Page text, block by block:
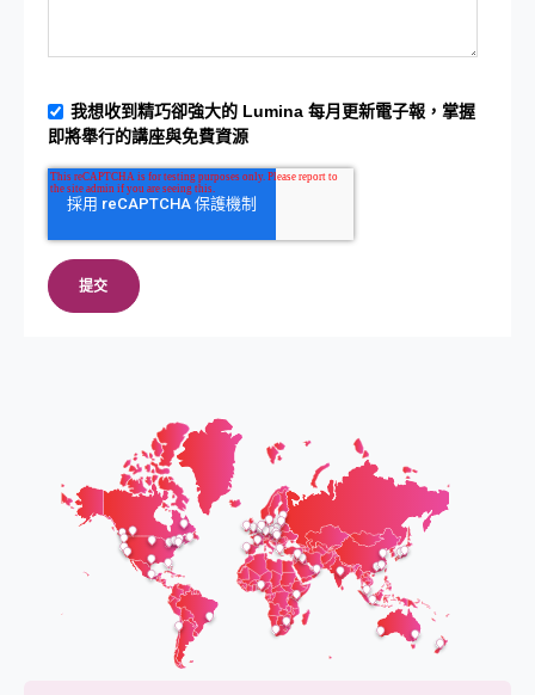
我想收到精巧卻強大的 Lumina 每月更新電子報，掌握
即將舉行的講座與免費資源